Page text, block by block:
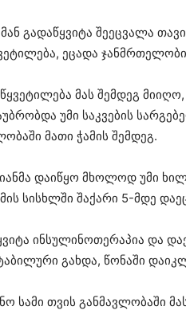
გადაწყვიტა შეეცვალა
ეცადა
მას შემდეგ
უმი საკვების
მათი ჭამის შემდეგ.
დაიწყო მხოლოდ უმი
სისხლში შაქარი 5-მდე
ინსულინოთერაპია და
გახდა, წონაში
სამი თვის განმავლობაში